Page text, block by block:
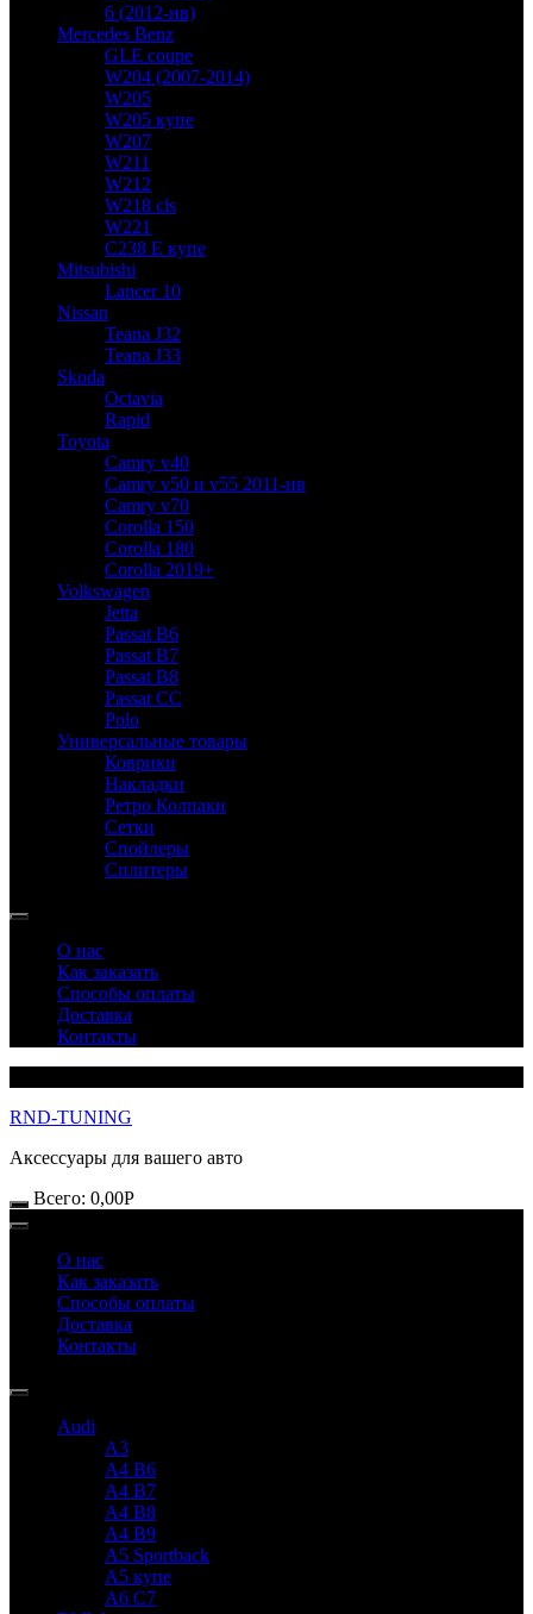
6 (2012-нв)
Mercedes Benz
GLE coupe
W204 (2007-2014)
W205
W205 купе
W207
W211
W212
W218 cls
W221
C238 E купе
Mitsubishi
Lancer 10
Nissan
Teana J32
Teana J33
Skoda
Octavia
Rapid
Toyota
Camry v40
Camry v50 и v55 2011-нв
Camry v70
Corolla 150
Corolla 180
Corolla 2019+
Volkswagen
Jetta
Passat B6
Passat B7
Passat B8
Passat CC
Polo
Универсальные товары
Коврики
Накладки
Ретро Колпаки
Сетки
Спойлеры
Сплитеры
О нас
Как заказать
Способы оплаты
Доставка
Контакты
RND-TUNING
Аксессуары для вашего авто
Всего: 0,00Р
О нас
Как заказать
Способы оплаты
Доставка
Контакты
Audi
A3
A4 B6
A4 B7
A4 B8
A4 B9
A5 Sportback
A5 купе
A6 C7